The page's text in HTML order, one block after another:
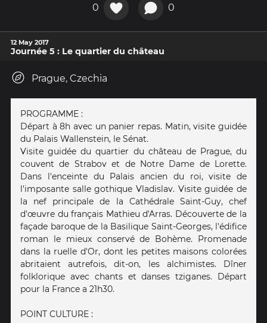
0 0
12 May 2017
Journée 5 : Le quartier du château
Prague, Czechia
PROGRAMME :
Départ à 8h avec un panier repas. Matin, visite guidée
du Palais Wallenstein, le Sénat.
Visite guidée du quartier du château de Prague, du
couvent de Strabov et de Notre Dame de Lorette.
Dans l'enceinte du Palais ancien du roi, visite de
l'imposante salle gothique Vladislav. Visite guidée de
la nef principale de la Cathédrale Saint-Guy, chef
d'œuvre du français Mathieu d'Arras. Découverte de la
façade baroque de la Basilique Saint-Georges, l'édifice
roman le mieux conservé de Bohème. Promenade
dans la ruelle d'Or, dont les petites maisons colorées
abritaient autrefois, dit-on, les alchimistes. Dîner
folklorique avec chants et danses tziganes. Départ
pour la France a 21h30.
POINT CULTURE :